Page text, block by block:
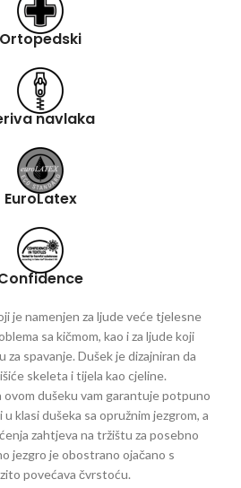
Ortopedski
navlaka
EuroLatex
je namenjen za ljude veće tjelesne
sa kičmom, kao i za ljude koji
spavanje. Dušek je dizajniran da
skeleta i tijela kao cjeline.
ovom dušeku vam garantuje potpuno
klasi dušeka sa opružnim jezgrom, a
zahtjeva na tržištu za posebno
jezgro je obostrano ojačano s
povećava čvrstoću.